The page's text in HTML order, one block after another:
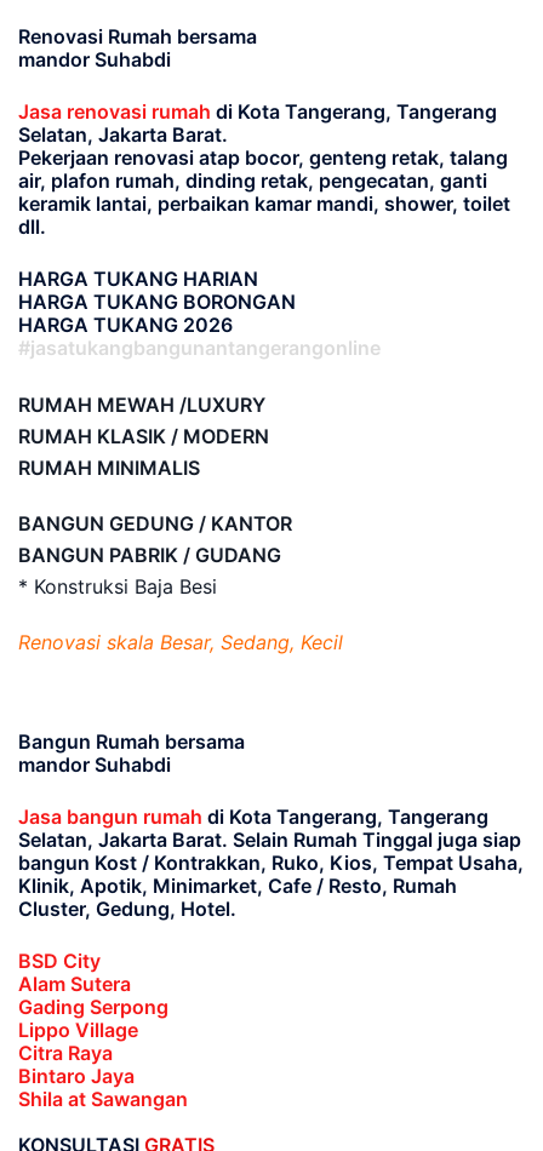
Renovasi Rumah bersama
mandor Suhabdi
Jasa renovasi rumah di Kota Tangerang, Tangerang
Selatan, Jakarta Barat.
Pekerjaan renovasi atap bocor, genteng retak, talang
air, plafon rumah, dinding retak, pengecatan, ganti
keramik lantai, perbaikan kamar mandi, shower, toilet
dll.
HARGA TUKANG HARIAN
HARGA TUKANG BORONGAN
HARGA TUKANG 2026
#jasatukangbangunantangerangonline
RUMAH MEWAH /LUXURY
RUMAH KLASIK / MODERN
RUMAH MINIMALIS
BANGUN GEDUNG / KANTOR
BANGUN PABRIK / GUDANG
* Konstruksi Baja Besi
Renovasi skala Besar, Sedang, Kecil
Bangun Rumah bersama
mandor Suhabdi
Jasa bangun rumah di Kota Tangerang, Tangerang
Selatan, Jakarta Barat. Selain Rumah Tinggal juga siap
bangun Kost / Kontrakkan, Ruko, Kios, Tempat Usaha,
Klinik, Apotik, Minimarket, Cafe / Resto, Rumah
Cluster, Gedung, Hotel.
BSD City
Alam Sutera
Gading Serpong
Lippo Village
Citra Raya
Bintaro Jaya
Shila at Sawangan
KONSULTASI GRATIS